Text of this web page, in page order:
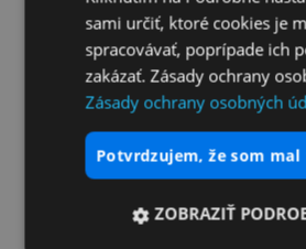
sami určiť, ktoré cookies je
spracovávať, poprípade ich
zakázať. Zásady ochrany
Zásady ochrany osobných
potvrdzujem, že som
ZOBRAZIŤ